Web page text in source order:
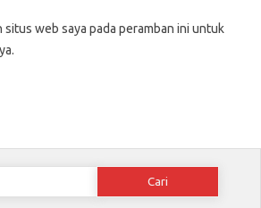
situs web saya pada peramban ini untuk